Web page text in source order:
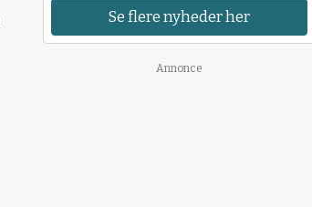
Se flere nyheder her
Annonce